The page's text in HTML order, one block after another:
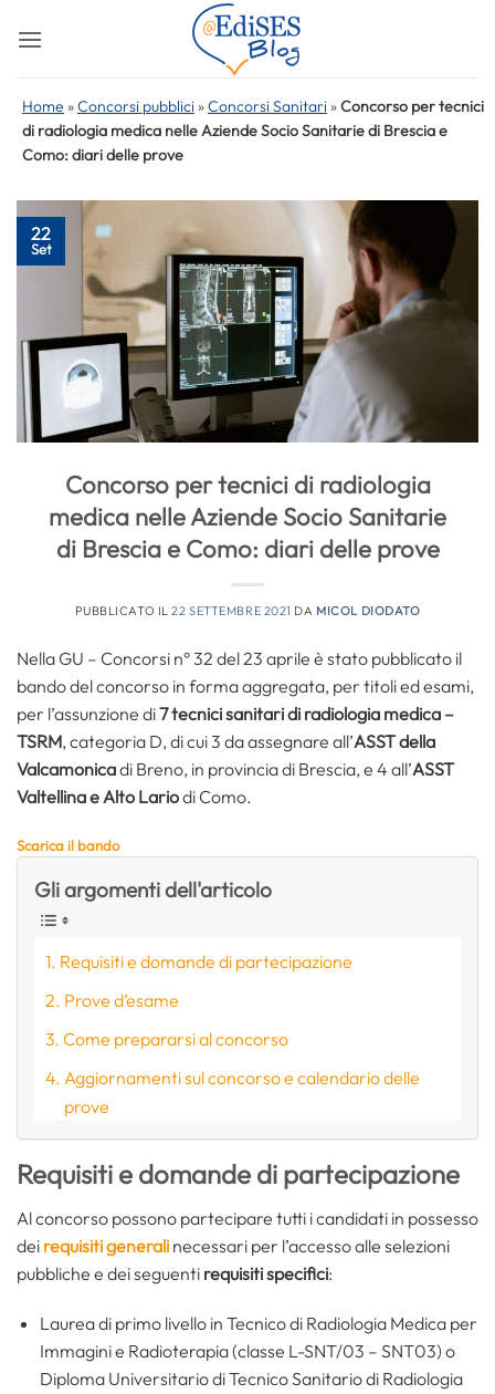
Home »Concorsi pubblici »Concorsi Sanitari »Concorso per tecnici
di radiologia medica nelle Aziende Socio Sanitarie di Brescia e
Como: diari delle prove
22
Set
Concorso per tecnici di radiologia
medica nelle Aziende Socio Sanitarie
di Brescia e Como: diari delle prove
PUBBLICATO IL22 SETTEMBRE 2021 DA MICOL DIODATO
Nella GU – Concorsi n° 32 del 23 aprile è stato pubblicato il
bando del concorso in forma aggregata, per titoli ed esami,
per l’assunzione di7 tecnici sanitari di radiologia medica –
TSRM, categoria D, di cui 3 da assegnare all’ASST della
Valcamonicadi Breno, in provincia di Brescia, e 4 all’ASST
Valtellina e Alto Lariodi Como.
Scarica il bando
Gli argomenti dell'articolo
Requisiti e domande di partecipazione
Prove d’esame
Come prepararsi al concorso
Aggiornamenti sul concorso e calendario delle
prove
Requisiti e domande di partecipazione
Al concorso possono partecipare tutti i candidati in possesso
dei requisiti generali necessari per l’accesso alle selezioni
pubbliche e dei seguenti requisiti specifici:
Laurea di primo livello in Tecnico di Radiologia Medica per
Immagini e Radioterapia (classe L-SNT/03 – SNT03) o
Diploma Universitario di Tecnico Sanitario di Radiologia